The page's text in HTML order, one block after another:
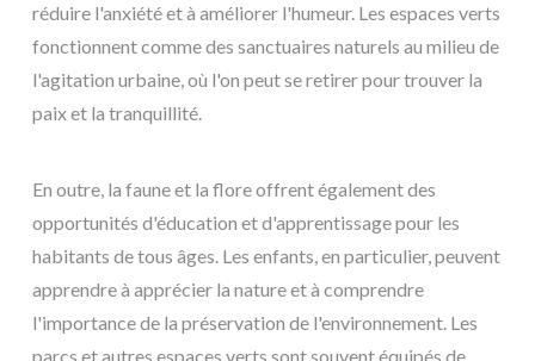
réduire l'anxiété et à améliorer l'humeur. Les espaces verts
fonctionnent comme des sanctuaires naturels au milieu de
l'agitation urbaine, où l'on peut se retirer pour trouver la
paix et la tranquillité.
En outre, la faune et la flore offrent également des
opportunités d'éducation et d'apprentissage pour les
habitants de tous âges. Les enfants, en particulier, peuvent
apprendre à apprécier la nature et à comprendre
l'importance de la préservation de l'environnement. Les
parcs et autres espaces verts sont souvent équipés de